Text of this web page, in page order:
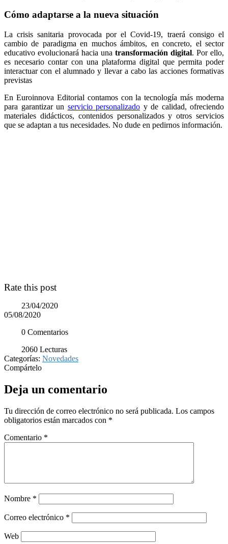
Cómo adaptarse a la nueva situación
La crisis sanitaria provocada por el Covid-19, traerá consigo el
cambio de paradigma en muchos ámbitos, en concreto, el sector
educativo evolucionará hacia una transformación digital. Por ello,
es necesario contar con una plataforma digital que permita poder
interactuar con el alumnado y llevar a cabo las acciones formativas
previstas
En Euroinnova Editorial contamos con la tecnología más moderna
para garantizar un servicio personalizado y de calidad, ofreciendo
materiales didácticos, contenidos personalizados y otros servicios
que se adaptan a tus necesidades. No dude en pedirnos información.
Rate this post
23/04/2020
05/08/2020
0 Comentarios
2060 Lecturas
Categorías: Novedades
Compártelo
Deja un comentario
Tu dirección de correo electrónico no será publicada. Los campos
obligatorios están marcados con *
Comentario *
Nombre *
Correo electrónico *
Web